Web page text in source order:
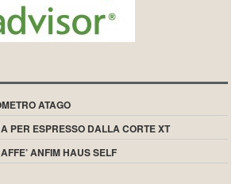
ATAGO
PER ESPRESSO DALLA CORTE XT
ANFIM HAUS SELF